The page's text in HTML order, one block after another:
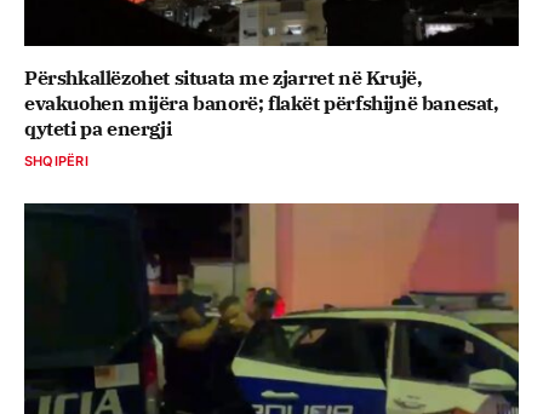
Përshkallëzohet situata me zjarret në Krujë,
evakuohen mijëra banorë; flakët përfshijnë banesat,
qyteti pa energji
SHQIPËRI